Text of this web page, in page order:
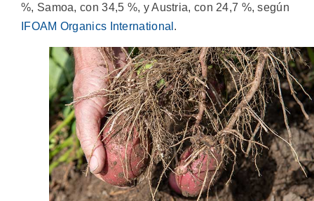
%, Samoa, con 34,5 %, y Austria, con 24,7 %, según
IFOAM Organics International .